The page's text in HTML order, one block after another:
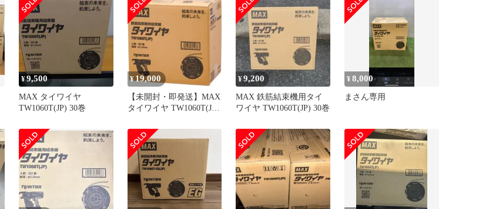
¥9,500
MAX タイワイヤ
TW1060T(JP) 30巻
¥19,000
【未開封・即発送】MAX
タイワイヤ TW1060T(JP)
¥9,200
MAX 鉄筋結束機用タイ
ワイヤ TW1060T(JP) 30巻
¥8,000
まさん専用